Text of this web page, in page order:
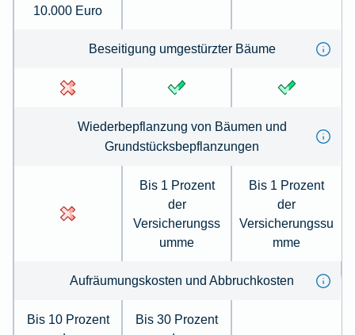
10.000 Euro
Beseiti­gung umge­stürzter Bäume
Wieder­be­pflanzung von Bäumen und
Grundstücksbepflanzungen
Bis 1 Prozent
der
Versicherungss
umme
Bis 1 Prozent
der
Versicherungssu
mme
Auf­räumungskosten und Ab­bruch­kosten
Bis 10 Prozent
Bis 30 Prozent